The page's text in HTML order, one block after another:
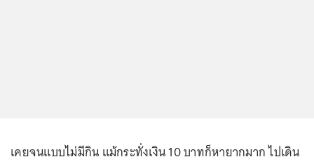
เคยจนแบบไม่มีกิน แม้กระทั่งเงิน 10 บาทก็หายากมาก ไปเดิน